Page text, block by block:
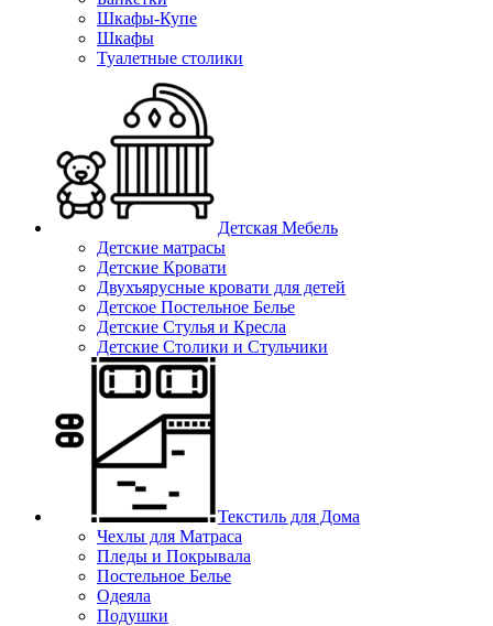
Шкафы-Купе
Шкафы
Туалетные столики
Детская Мебель
Детские матрасы
Детские Кровати
Двухъярусные кровати для детей
Детское Постельное Белье
Детские Стулья и Кресла
Детские Столики и Стульчики
Текстиль для Дома
Чехлы для Матраса
Пледы и Покрывала
Постельное Белье
Одеяла
Подушки